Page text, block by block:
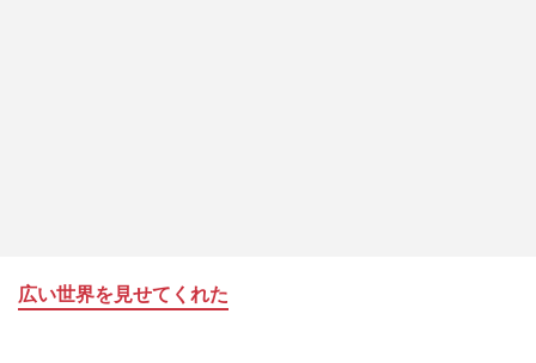
広い世界を見せてくれた